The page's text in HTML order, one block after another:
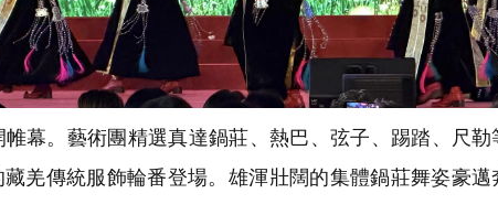
幕。藝術團精選真達鍋莊、熱巴、弦子、踢踏、尺
羌傳統服飾輪番登場。雄渾壯闊的集體鍋莊舞姿豪